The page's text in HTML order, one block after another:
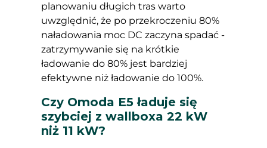
planowaniu długich tras warto
uwzględnić, że po przekroczeniu 80%
naładowania moc DC zaczyna spadać -
zatrzymywanie się na krótkie
ładowanie do 80% jest bardziej
efektywne niż ładowanie do 100%.
Czy Omoda E5 ładuje się
szybciej z wallboxa 22 kW
niż 11 kW?